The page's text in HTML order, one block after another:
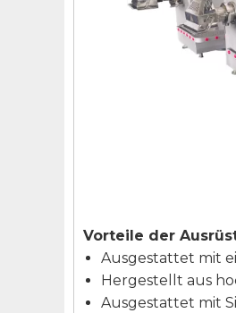
Vorteile der
Ausgestattet mit
Hergestellt aus
Ausgestattet mit